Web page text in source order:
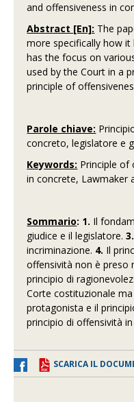
and offensiveness in
Abstract [En]: The
more specifically how it
has the focus on
used by the Court in a
principle of
Parole chiave:
concreto, legislatore e
Keywords: Principle of
in concrete, Lawmaker
Sommario: 1. Il
giudice e il legislatore.3.
incriminazione. 4. Il
offensività non è preso
principio di
Corte costituzionale
protagonista e il
principio di offensività
SCARICA IL